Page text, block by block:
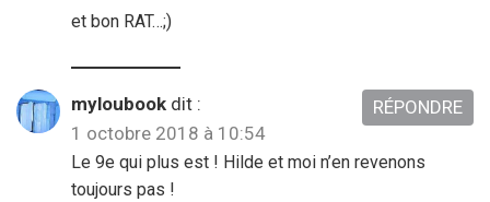
et bon RAT…;)
myloubook dit :
1 octobre 2018 à 10:54
Le 9e qui plus est ! Hilde et moi n’en revenons
toujours pas !
RÉPONDRE